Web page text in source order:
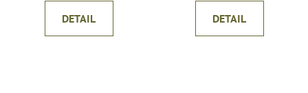
DETAIL DETAIL